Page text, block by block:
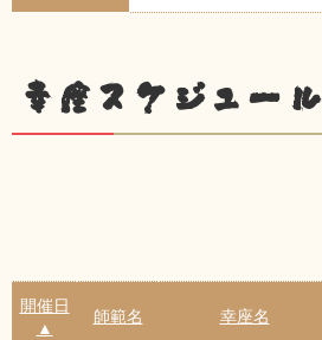
幸座スケジュール
開催日
▲
師範名 幸座名